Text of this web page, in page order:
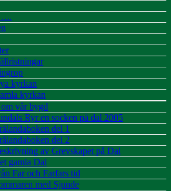
kyrkan
kyrkan
vår bygd
Ryr en socken på dal 2005
del 1
del 2
av Grevskapet på Dal
gamla Dal
Far och Farfars tid
med Sjunde